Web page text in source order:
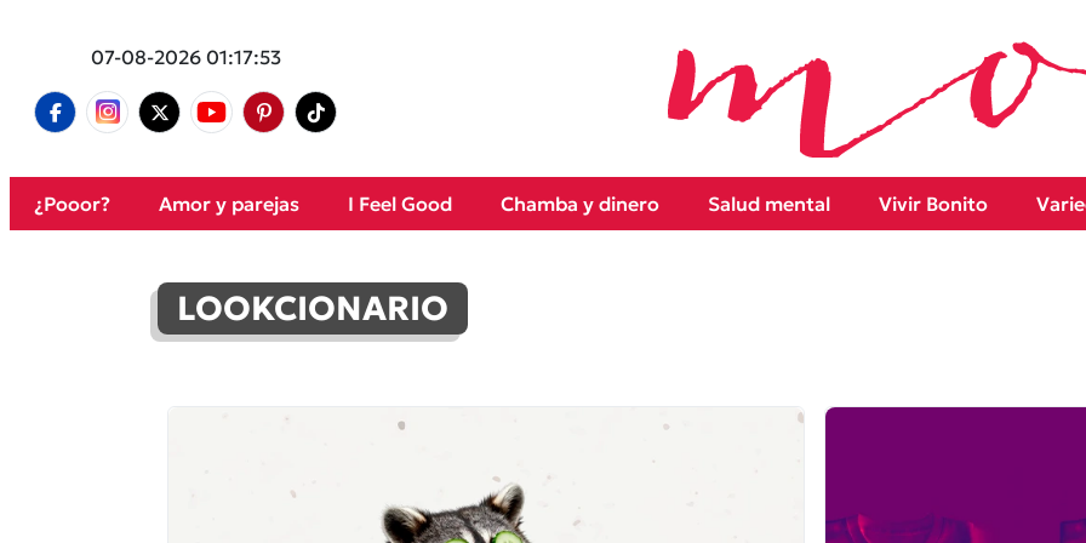
07-08-2026 01:17:53
¿Pooor? Amor y parejas I Feel Good Chamba y dinero Salud mental Vivir Bonito
LOOKCIONARIO